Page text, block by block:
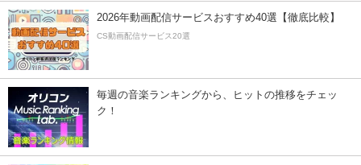
2026年動画配信サービスおすすめ40選【徹底比較】
CS動画配信サービス20選
毎週の音楽ランキングから、ヒットの推移をチェッ
ク！